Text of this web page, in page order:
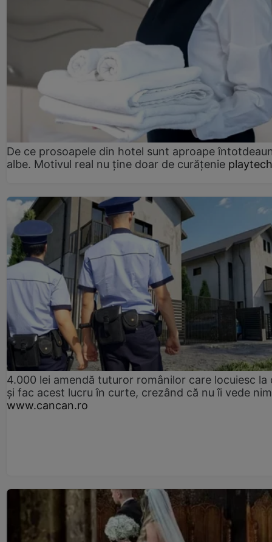
De ce prosoapele din hotel sunt aproape
albe. Motivul real nu ține doar de curățenie
4.000 lei amendă tuturor românilor care locuiesc la
și fac acest lucru în curte, crezând că nu îi vede
www.cancan.ro